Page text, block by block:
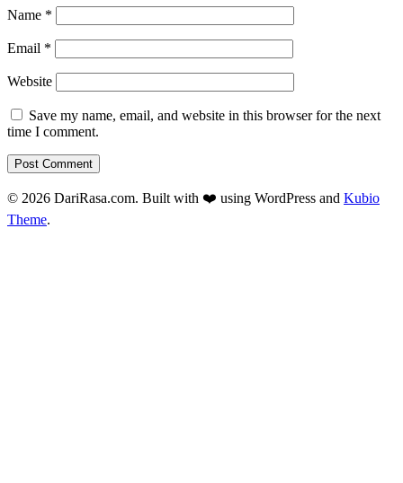
Name *
Email *
Website
Save my name, email, and website in this browser for the next
time I comment.
© 2026 DariRasa.com. Built with ❤️ using WordPress and Kubio
Theme.